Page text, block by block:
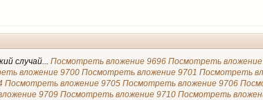
случай... Посмотреть вложение 9696 Посмотреть вложение
вложение 9700 Посмотреть вложение 9701 Посмотреть
Посмотреть вложение 9705 Посмотреть вложение 9706
9709 Посмотреть вложение 9710 Посмотреть